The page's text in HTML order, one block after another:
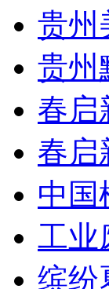
贵州
贵州
春启
春启
中国
工业
缤纷